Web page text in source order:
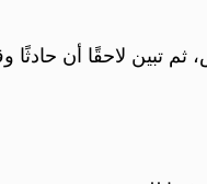
لاحقًا أن حادثًا